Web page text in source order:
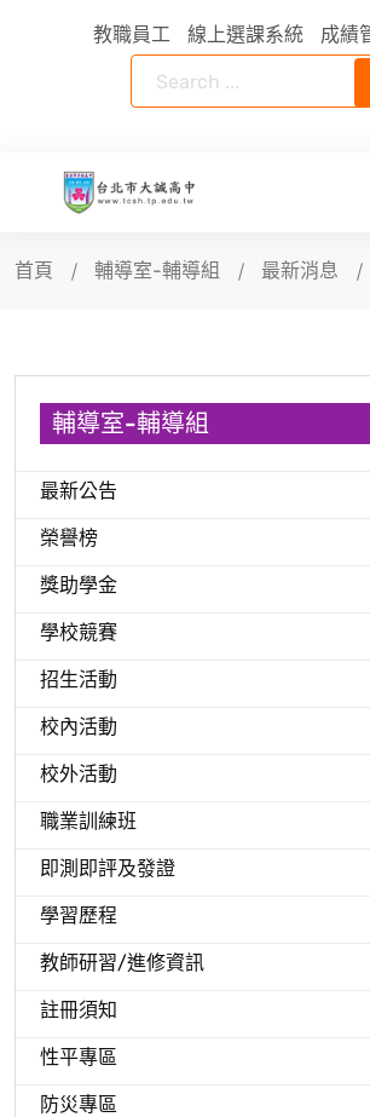
教職員工 線上選課系統 成績
首頁 輔導室-輔導組 最新消息
輔導室-輔導組
最新公告
榮譽榜
獎助學金
學校競賽
招生活動
校內活動
校外活動
職業訓練班
即測即評及發證
學習歷程
教師研習/進修資訊
註冊須知
性平專區
防災專區